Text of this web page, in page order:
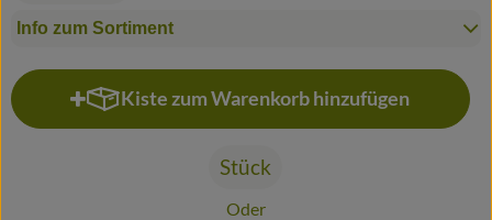
Gutscheine
Biomitter
Info zum Sortiment
Kiste zum Warenkorb hinzufügen
Kiste zum Warenkorb hinzufügen
Stück
Oder